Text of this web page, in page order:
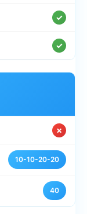
✓
✓
✗
10-10-20-20
40